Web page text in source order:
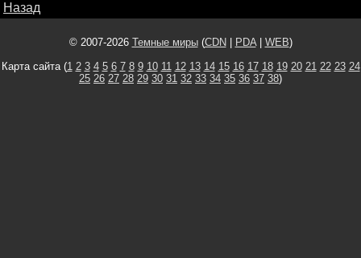
Назад
© 2007-2026 Темные миры(CDN PDA| WEB)
Карта сайта (1 2 3 4 5 6 7 8 9 10 11 12 13 14 15 16 17 18 19 20 21 22 23 24
25 26 27 28 29 30 31 32 33 34 35 36 37 38)